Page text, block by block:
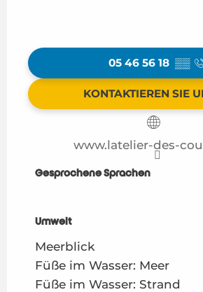
05 46 56 18 ▒▒
KONTAKTIEREN SIE
www.latelier-des-
Gesprochene Sprachen
Gesprochene Sprachen
Umwelt
Umwelt
Meerblick
Füße im Wasser: Meer
Füße im Wasser: Strand